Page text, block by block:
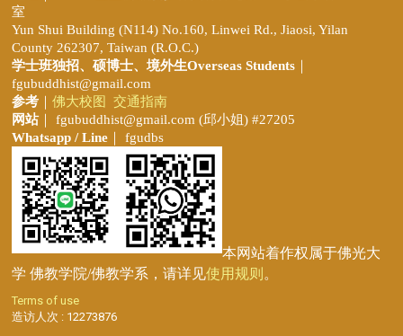
室
Yun Shui Building (N114) No.160, Linwei Rd., Jiaosi, Yilan
County 262307, Taiwan (R.O.C.)
学士班独招、 硕博士、境外生Overseas Students
fgubuddhist@gmail.com
参考
佛大校图
交通指南
网站｜ fgubuddhist@gmail.com (邱小姐) #27205
Whatsapp / Line ｜ fgudbs
本网站着作权属于佛光大
学 佛教学院/佛教学系，请详见使用规则。
Terms of use
造访人次 : 12273876